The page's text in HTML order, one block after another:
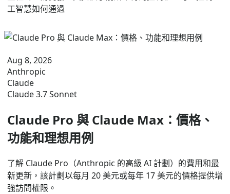
工智慧如何通過
Aug 8, 2026
Anthropic
Claude
Claude 3.7 Sonnet
Claude Pro 與 Claude Max：價格、
功能和理想用例
了解 Claude Pro（Anthropic 的高級 AI 計劃）的費用和最
新更新，該計劃以每月 20 美元或每年 17 美元的價格提供增
強訪問權限。